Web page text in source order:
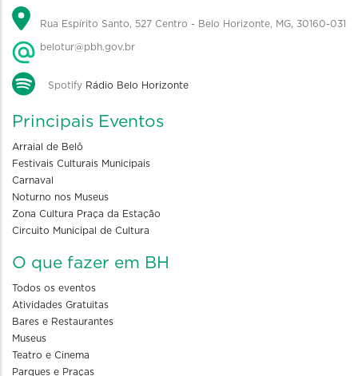
Rua Espírito Santo, 527 Centro - Belo Horizonte, MG, 30160-031
belotur@pbh.gov.br
Spotify Rádio Belo Horizonte
Principais Eventos
Arraial de Belô
Festivais Culturais Municipais
Carnaval
Noturno nos Museus
Zona Cultura Praça da Estação
Circuito Municipal de Cultura
O que fazer em BH
Todos os eventos
Atividades Gratuitas
Bares e Restaurantes
Museus
Teatro e Cinema
Parques e Praças